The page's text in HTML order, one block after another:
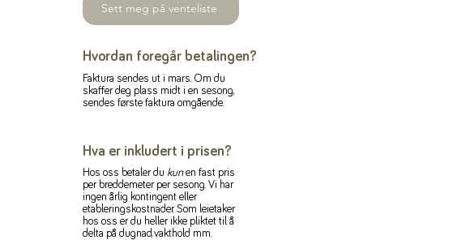
Sett meg på venteliste
Hvordan foregår betalingen?
Faktura sendes ut i mars. Om du
skaffer deg plass midt i en sesong,
sendes første faktura omgående.
Hva er inkludert i prisen?
Hos oss betaler du kunen fast pris
per breddemeter per sesong. Vi har
ingen årlig kontingent eller
etableringskostnader. Som leietaker
hos oss er du heller ikke pliktet til å
delta på dugnad, vakthold mm.